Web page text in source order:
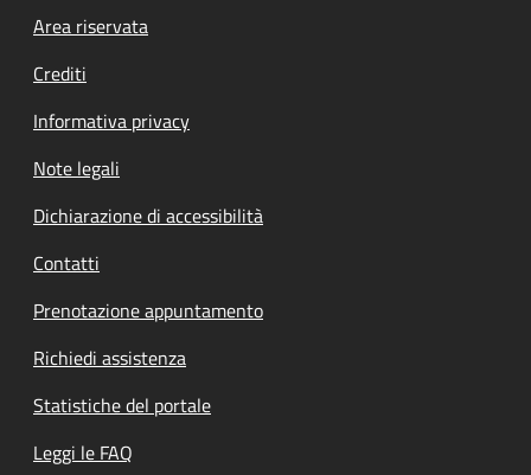
Footer menu
Area riservata
Crediti
Informativa privacy
Note legali
Dichiarazione di accessibilità
Contatti
Prenotazione appuntamento
Richiedi assistenza
Statistiche del portale
Leggi le FAQ